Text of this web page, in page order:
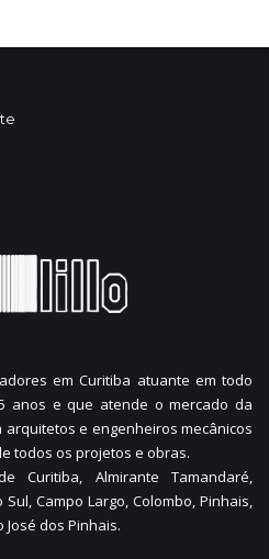
em Curitiba atuante em todo
anos e que atende o mercado da
arquitetos e engenheiros mecânicos
todos os projetos e obras.
Curitiba, Almirante Tamandaré,
Sul, Campo Largo, Colombo, Pinhais,
José dos Pinhais.